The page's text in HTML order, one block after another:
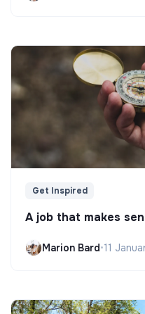
Get Inspired
A job that makes
Marion Bard•11